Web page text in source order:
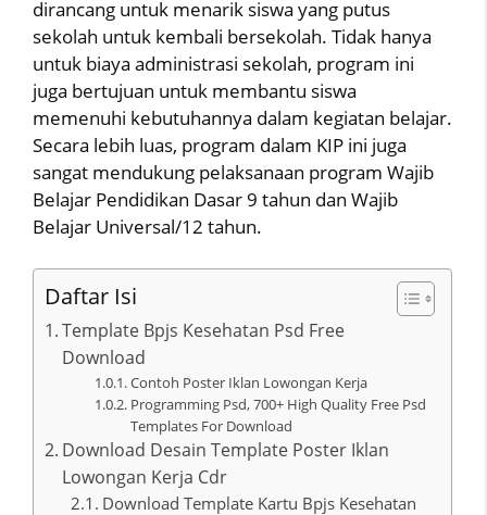
dirancang untuk menarik siswa yang putus
sekolah untuk kembali bersekolah. Tidak hanya
untuk biaya administrasi sekolah, program ini
juga bertujuan untuk membantu siswa
memenuhi kebutuhannya dalam kegiatan belajar.
Secara lebih luas, program dalam KIP ini juga
sangat mendukung pelaksanaan program Wajib
Belajar Pendidikan Dasar 9 tahun dan Wajib
Belajar Universal/12 tahun.
Daftar Isi
Template Bpjs Kesehatan Psd Free
Download
Contoh Poster Iklan Lowongan Kerja
Programming Psd, 700+ High Quality Free Psd
Templates For Download
Download Desain Template Poster Iklan
Lowongan Kerja Cdr
Download Template Kartu Bpjs Kesehatan